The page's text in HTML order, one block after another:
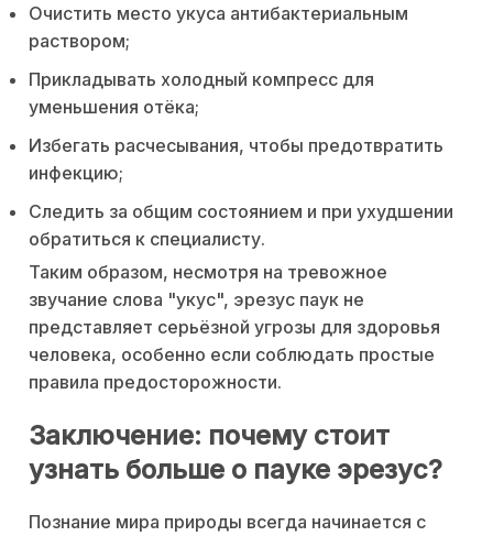
Очистить место укуса антибактериальным
раствором;
Прикладывать холодный компресс для
уменьшения отёка;
Избегать расчесывания, чтобы предотвратить
инфекцию;
Следить за общим состоянием и при ухудшении
обратиться к специалисту.
Таким образом, несмотря на тревожное
звучание слова "укус", эрезус паук не
представляет серьёзной угрозы для здоровья
человека, особенно если соблюдать простые
правила предосторожности.
Заключение: почему стоит
узнать больше о пауке эрезус?
Познание мира природы всегда начинается с